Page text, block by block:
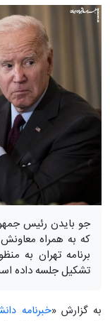
جو بایدن رئیس
که به همراه معاونش
برنامه تهران به
تشکیل جلسه داده
به گزارش «خبرنامه